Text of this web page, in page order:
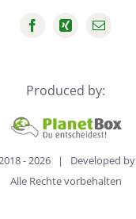
Produced by:
-2026 | Developed by
Alle Rechte vorbehalten